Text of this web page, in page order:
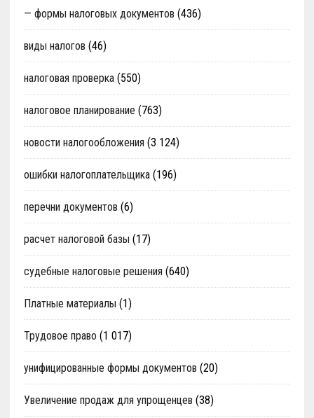
— формы налоговых документов (436)
виды налогов (46)
налоговая проверка(550)
налоговое планирование (763)
новости налогообложения (3 124)
ошибки налогоплательщика(196)
перечни документов (6)
расчет налоговой базы (17)
судебные налоговые решения (640)
Платные материалы (1)
Трудовое право (1 017)
унифицированные формы документов (20)
Увеличение продаж для упрощенцев (38)